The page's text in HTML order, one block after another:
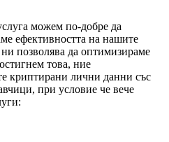
можем по-добре да
ефективността на нашите
позволява да оптимизираме
това, ние
криптирани лични данни със
при условие че вече